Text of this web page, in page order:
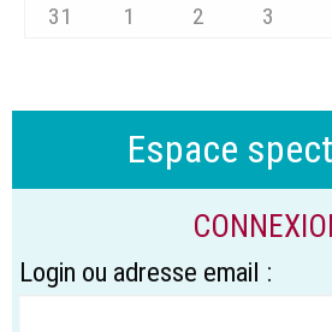
31
1 2 3
Espace
Login ou adresse email :